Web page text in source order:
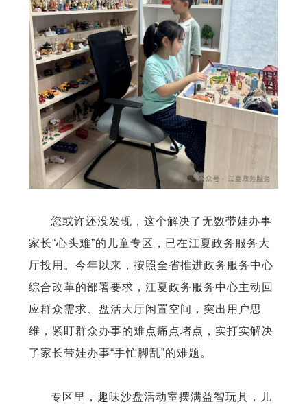
您或许还没发现，这个解决了无数带娃办事
家长“心头难”的儿童专区，已在江夏政务服务大
厅投用。今年以来，按照全省推进政务服务中心
综合改革的部署要求，江夏政务服务中心主动回
应群众需求、盘活大厅闲置空间，突出用户思
维，紧盯群众办事的难点痛点堵点，实打实解决
了家长带娃办事“手忙脚乱”的难题。
专区里，趣味沙盘活动室摆满益智玩具，儿